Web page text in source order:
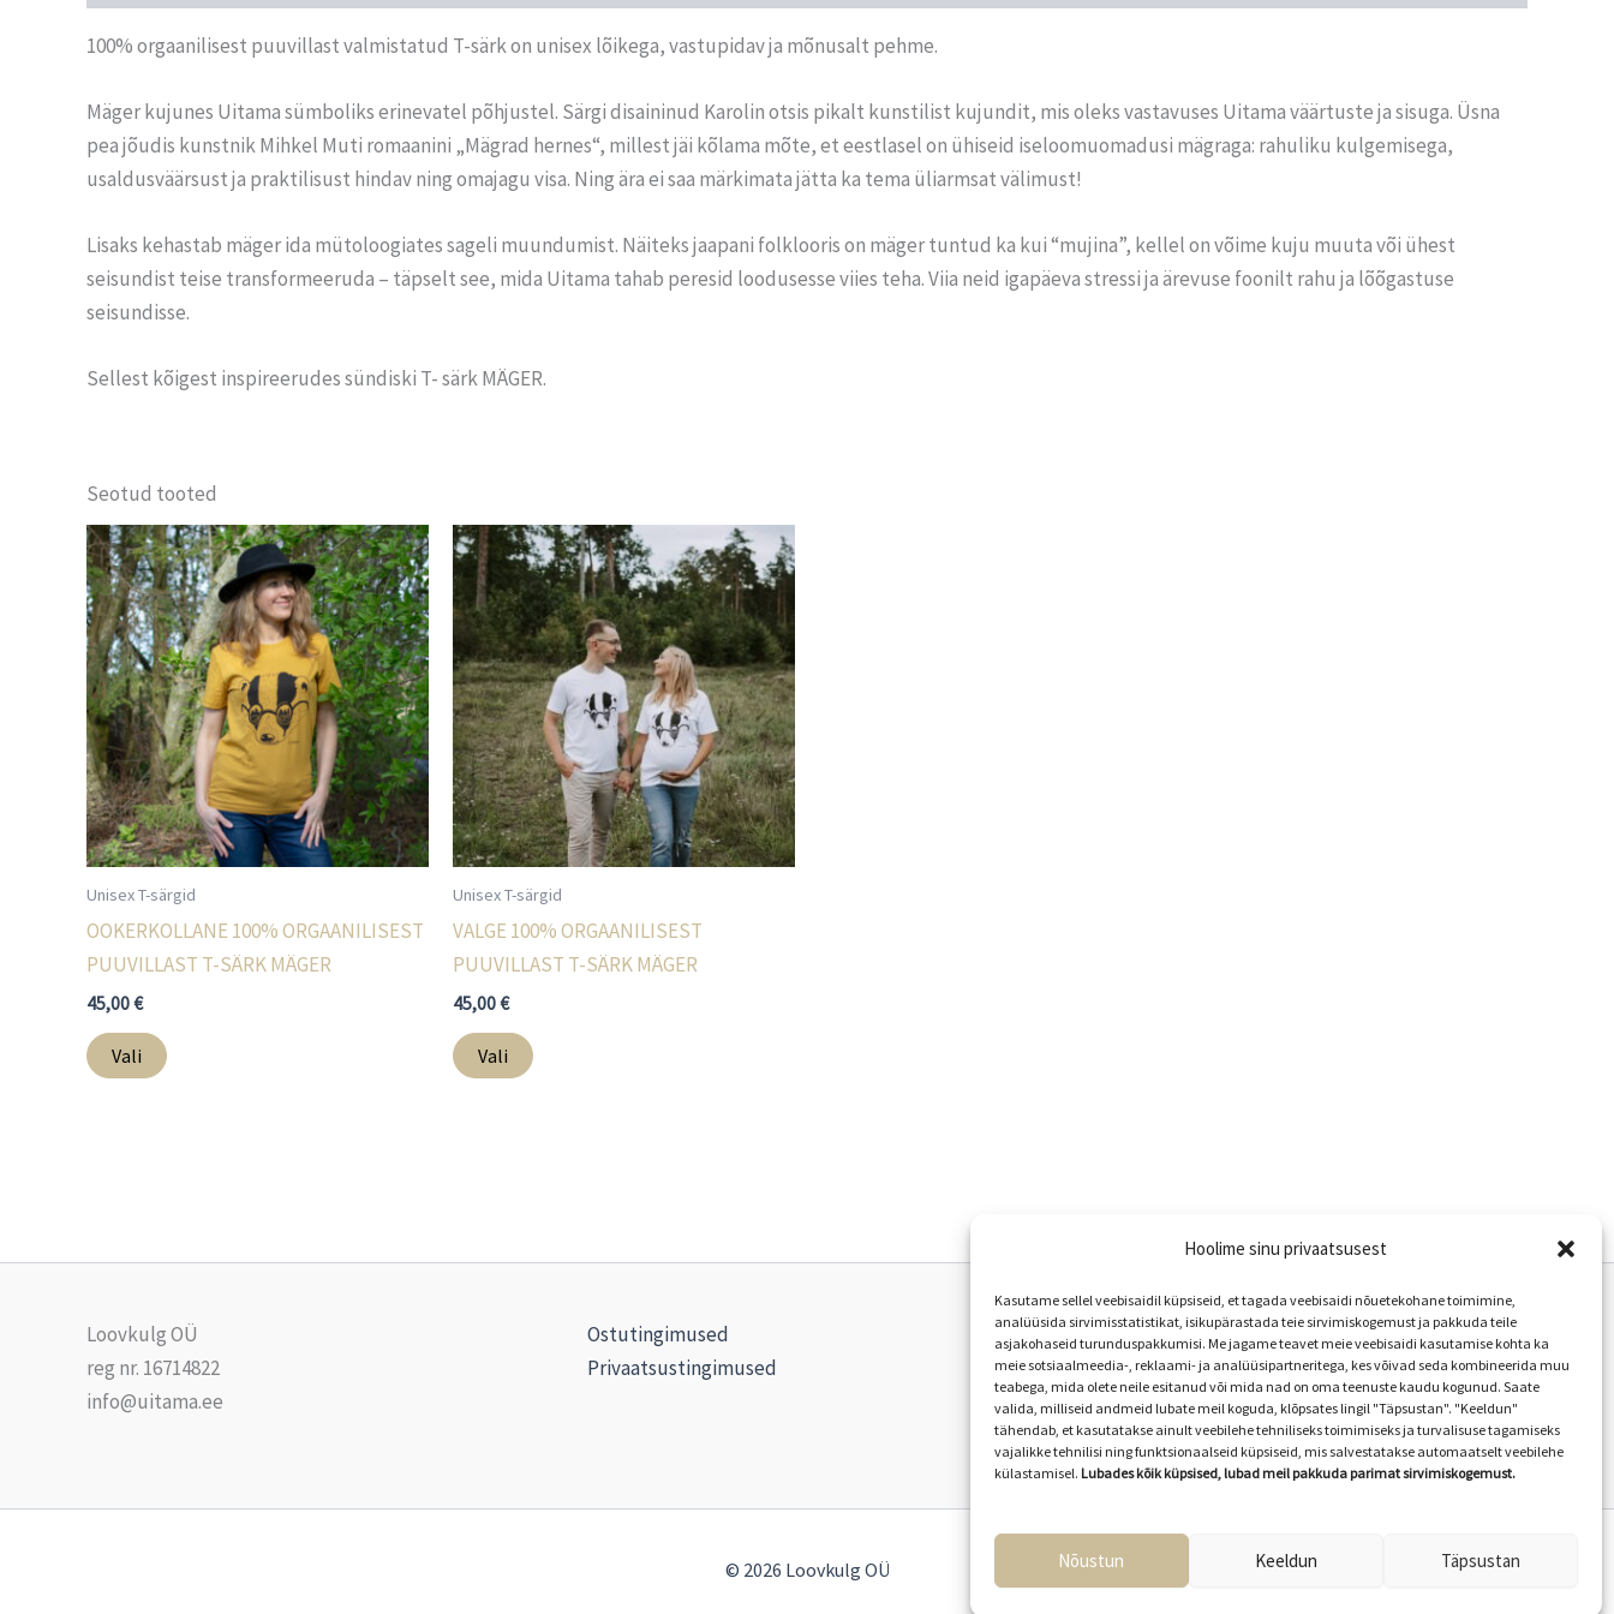
Hoolime sinu privaatsusest
Kasutame sellel veebisaidil küpsiseid, et tagada veebisaidi nõuetekohane toimimine,
analüüsida sirvimisstatistikat, isikupärastada teie sirvimiskogemust ja pakkuda teile
asjakohaseid turunduspakkumisi. Me jagame teavet meie veebisaidi kasutamise kohta ka
meie sotsiaalmeedia-, reklaami- ja analüüsipartneritega, kes võivad seda kombineerida muu
teabega, mida olete neile esitanud või mida nad on oma teenuste kaudu kogunud. Saate
valida, milliseid andmeid lubate meil koguda, klõpsates lingil "Täpsustan". "Keeldun"
tähendab, et kasutatakse ainult veebilehe tehniliseks toimimiseks ja turvalisuse tagamiseks
vajalikke tehnilisi ning funktsionaalseid küpsiseid, mis salvestatakse automaatselt veebilehe
külastamisel. Lubades kõik küpsised, lubad meil pakkuda parimat sirvimiskogemust.
Nõustun Keeldun Täpsustan
100% orgaanilisest puuvillast valmistatud T-särk on unisex lõikega, vastupidav ja mõnusalt pehme.
Mäger kujunes Uitama sümboliks erinevatel põhjustel. Särgi disaininud Karolin otsis pikalt kunstilist kujundit, mis oleks vastavuses Uitama väärtuste ja sisuga. Üsna
pea jõudis kunstnik Mihkel Muti romaanini „Mägrad hernes“, millest jäi kõlama mõte, et eestlasel on ühiseid iseloomuomadusi mägraga: rahuliku kulgemisega,
usaldusväärsust ja praktilisust hindav ning omajagu visa. Ning ära ei saa märkimata jätta ka tema üliarmsat välimust!
Lisaks kehastab mäger ida mütoloogiates sageli muundumist. Näiteks jaapani folklooris on mäger tuntud ka kui “mujina”, kellel on võime kuju muuta või ühest
seisundist teise transformeeruda – täpselt see, mida Uitama tahab peresid loodusesse viies teha. Viia neid igapäeva stressi ja ärevuse foonilt rahu ja lõõgastuse
seisundisse.
Sellest kõigest inspireerudes sündiski T- särk MÄGER.
Seotud tooted
Unisex T-särgid
OOKERKOLLANE 100% ORGAANILISEST
PUUVILLAST T-SÄRK MÄGER
45,00€
Vali
Unisex T-särgid
VALGE 100% ORGAANILISEST
PUUVILLAST T-SÄRK MÄGER
45,00€
Vali
Loovkulg OÜ
reg nr. 16714822
info@uitama.ee
Ostutingimused
Privaatsustingimused
Uitama kogukond
uitama_lastega
© 2026 Loovkulg OÜ